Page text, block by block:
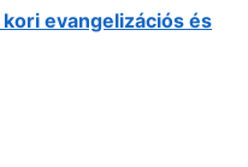
evangelizációs és